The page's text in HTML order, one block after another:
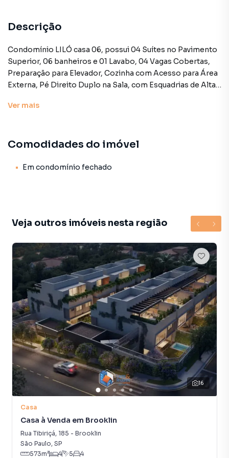
Descrição
Condomínio LILÓ casa 06, possui 04 Suítes no Pavimento
Superior, 06 banheiros e 01 Lavabo, 04 Vagas Cobertas,
Preparação para Elevador, Cozinha com Acesso para Área
Externa, Pé Direito Duplo na Sala, com Esquadrias de Alta
Excelente Jardim com Piscina.
Casa para Venda em região valorizada do bairro Jardim
ou deseja mais informações sobre Casa em São Paulo?
apartamentos, casas residenciais e comerciais, sobrados,
empreendimentos em construção ou lançamentos na
planta em Jardim Cordeiro e em outras regiões de São
Paulo. Aqui você encontra milhares de ofertas para
encontrar o imóvel que mais combina com seu estilo de
vida.
Negocie seu imóvel de forma totalmente online, com
segurança e tranquilidade. Na Lares e Andares Imóveis
você consegue comprar ou alugar um imóvel em São Paulo
mesmo não estando na cidade e com a praticidade de
fazer tudo online, direto do seu computador ou
smartphone. Nós criamos soluções inovadoras para
simplificar a relação de proprietários, inquilinos e
Anuncie seu imóvel! É fácil, rápido e gratuito! A Lares e
Andares Imóveis é uma imobiliária digital com imóveis em
diversas cidades do Brasil, incluindo São Paulo.
Ver mais
Comodidades do imóvel
Em condomínio fechado
Veja outros imóveis nesta região
16
Casa
Casa à Venda em Brooklin
Rua Tibiriçá, 185 - Brooklin
São Paulo, SP
573m² 4 5 4